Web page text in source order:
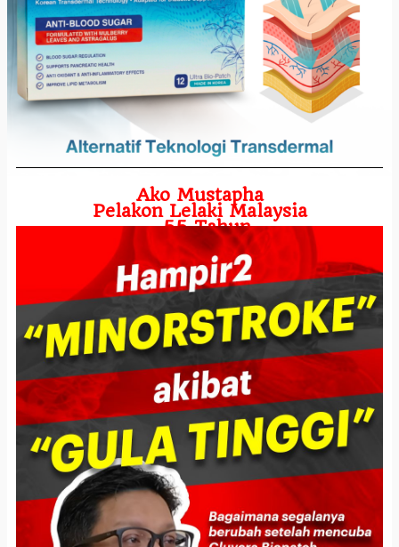
Ako Mustapha
Pelakon Lelaki Malaysia
- 55 Tahun